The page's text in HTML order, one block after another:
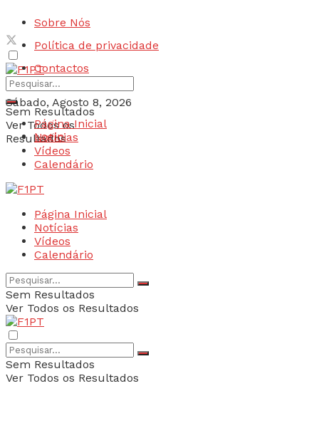
Sobre Nós
Política de privacidade
Contactos
Sábado, Agosto 8, 2026
Login
Sem Resultados
Ver Todos os
Resultados
Página Inicial
Notícias
Vídeos
Calendário
Página Inicial
Notícias
Vídeos
Calendário
Sem Resultados
Ver Todos os Resultados
Sem Resultados
Ver Todos os Resultados